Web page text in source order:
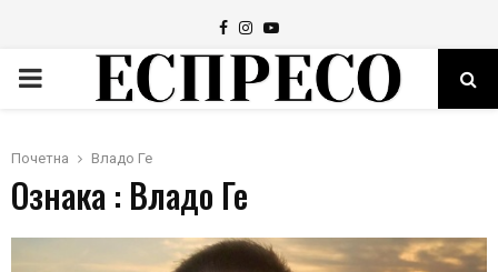
Facebook
Instagram
Youtube
PRIMARY
Почетна Владо Ге
Ознака : Владо Ге